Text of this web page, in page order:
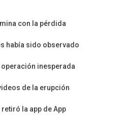
con la pérdida
había sido observado
inesperada
de la erupción
la app de App